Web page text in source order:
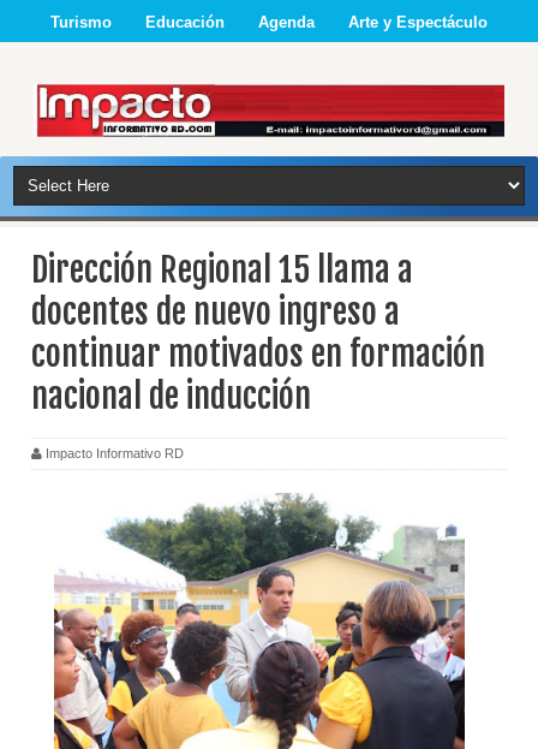
Turismo Educación Agenda Arte y Espectáculo
Dirección Regional 15 llama a
docentes de nuevo ingreso a
continuar motivados en formación
nacional de inducción
Impacto Informativo RD